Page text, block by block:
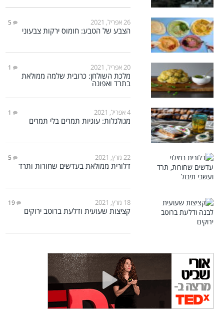
26 אפריל, 2021 5
הצבע של הטבע: חומוס ירקות צבעוני
20 אפריל, 2021 1
מלכת השולחן: כרובית שלמה ממולאת
בתרד ואפונה
4 אפריל, 2021 1
מגולגלות: עוגיות תמרים בלי תמרים
22 מרץ, 2021 5
דלורית ממולאת בעדשים שחורות ותרד
18 מרץ, 2021 19
קציצות שעועית ודלעת ברוטב ירוקים